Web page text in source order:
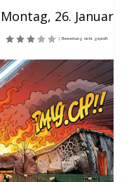
Montag, 26. Januar